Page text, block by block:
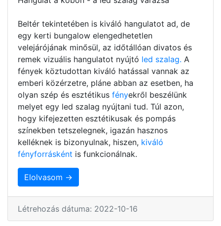
Beltér tekintetében is kiváló hangulatot ad, de
egy kerti bungalow elengedhetetlen
velejárójának minősül, az időtállóan divatos és
remek vizuális hangulatot nyújtó led szalag. A
fények köztudottan kiváló hatással vannak az
emberi közérzetre, pláne abban az esetben, ha
olyan szép és esztétikus fényekről beszélünk
melyet egy led szalag nyújtani tud. Túl azon,
hogy kifejezetten esztétikusak és pompás
színekben tetszelegnek, igazán hasznos
kelléknek is bizonyulnak, hiszen, kiváló
fényforrásként is funkcionálnak.
Elolvasom →
Létrehozás dátuma: 2022-10-16